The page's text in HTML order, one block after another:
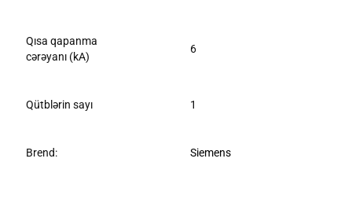
Qısa qapanma
cərəyanı (kA)
6
Qütblərin sayı 1
Brend: Siemens